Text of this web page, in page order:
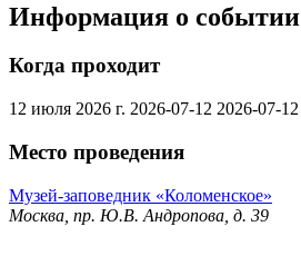
Информация о событии
Когда проходит
12 июля 2026 г. 2026-07-12 2026-07-12
Место проведения
Музей-заповедник «Коломенское»
Москва, пр. Ю.В. Андропова, д. 39